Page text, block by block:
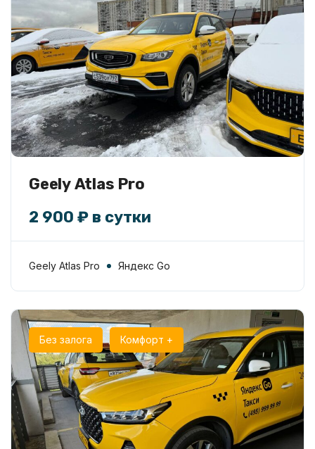
Geely Atlas Pro
2 900 ₽ в сутки
Geely Atlas Pro Яндекс Go
Без залога Комфорт +